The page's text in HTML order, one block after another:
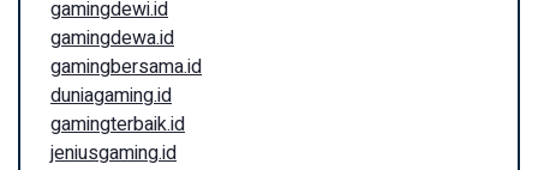
gamingdewi.id
gamingdewa.id
gamingbersama.id
duniagaming.id
gamingterbaik.id
jeniusgaming.id